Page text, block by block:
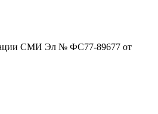
СМИ Эл № ФС77-89677 от